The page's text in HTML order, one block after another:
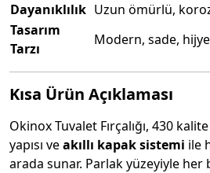
Dayanıklılık Uzun ömürlü,
Tasarım
Tarzı
Modern, sade,
Kısa Ürün Açıklaması
Okinox Tuvalet Fırçalığı, 430
yapısı veakıllı kapak sistemi ile
arada sunar. Parlak yüzeyiyle